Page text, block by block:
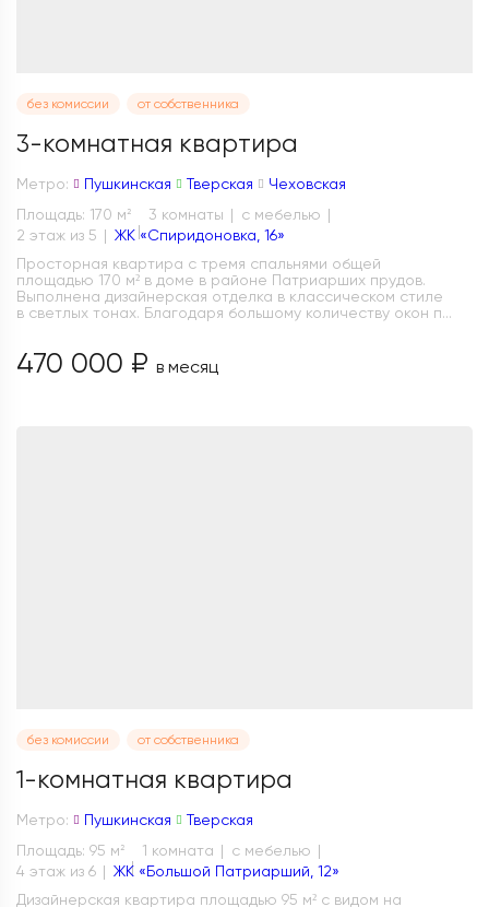
без комиссии от собственника
3-комнатная квартира
Метро: Пушкинская Тверская
Чеховская
Площадь: 170 м 2 3 комнаты
с мебелью
2 этаж из 5
ЖК «Спиридоновка, 16»
Просторная квартира с тремя спальнями общей
площадью 170 м² в доме в районе Патриарших прудов.
Выполнена дизайнерская отделка в классическом стиле
в светлых тонах. Благодаря большому количеству окон п...
470 000 ₽ в месяц
без комиссии от собственника
1-комнатная квартира
Метро: Пушкинская
Тверская
Площадь: 95 м 2 1 комната
с мебелью
4 этаж из 6
ЖК «Большой Патриарший, 12»
Дизайнерская квартира площадью 95 м² с видом на